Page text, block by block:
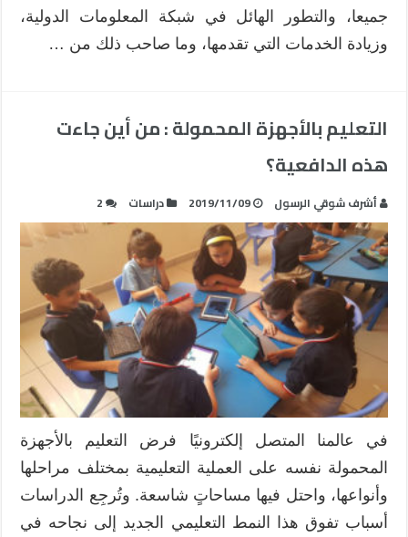
جميعا، والتطور الهائل في شبكة المعلومات الدولية،
وزيادة الخدمات التي تقدمها، وما صاحب ذلك من …
التعليم بالأجهزة المحمولة : من أين جاءت
هذه الدافعية؟
أشرف شوقي الرسول 2019/11/09 دراسات 2
في عالمنا المتصل إلكترونيًا فرض التعليم بالأجهزة
المحمولة نفسه على العملية التعليمية بمختلف مراحلها
وأنواعها، واحتل فيها مساحاتٍ شاسعة. وتُرجِع الدراسات
أسباب تفوق هذا النمط التعليمي الجديد إلى نجاحه في